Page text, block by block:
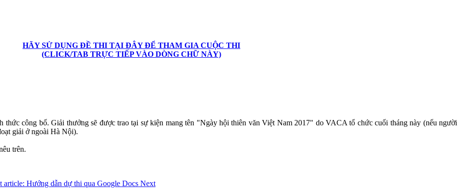
HÃY SỬ DỤNG ĐỀ THI TẠI ĐÂY ĐỂ THAM GIA CUỘC THI
(CLICK/TAB TRỰC TIẾP VÀO DÒNG CHỮ NÀY)
thức công bố. Giải thưởng sẽ được trao tại sự kiện mang tên "Ngày hội thiên văn Việt Nam 2017" do VACA tổ chức cuối tháng này (nếu người
giải ở ngoài Hà Nội).
trên.
article: Hướng dẫn dự thi qua Google Docs Next